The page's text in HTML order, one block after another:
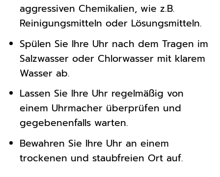
aggressiven Chemikalien, wie z.B.
Reinigungsmitteln oder Lösungsmitteln.
Spülen Sie Ihre Uhr nach dem Tragen im
Salzwasser oder Chlorwasser mit klarem
Wasser ab.
Lassen Sie Ihre Uhr regelmäßig von
einem Uhrmacher überprüfen und
gegebenenfalls warten.
Bewahren Sie Ihre Uhr an einem
trockenen und staubfreien Ort auf.